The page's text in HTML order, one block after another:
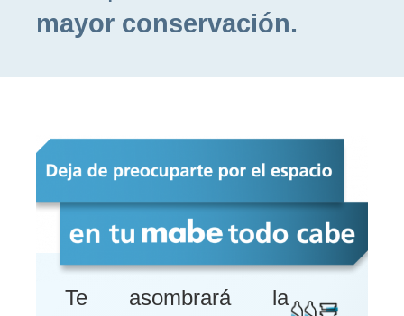
mayor conservación.
Te asombrará la